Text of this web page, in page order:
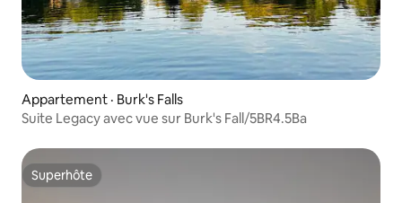
Appartement · Burk's Falls
Suite Legacy avec vue sur Burk's Fall/5BR4.5Ba
Superhôte
Superhôte